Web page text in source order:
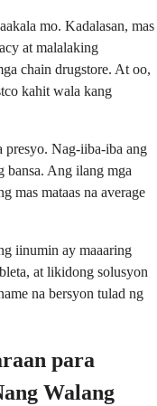
mo. Kadalasan, mas
at malalaking
chain drugstore. At oo,
kahit wala kang
presyo. Nag-iiba-iba ang
bansa. Ang ilang mga
mas mataas na average
iinumin ay maaaring
at likidong solusyon
na bersyon tulad ng
para
Walang